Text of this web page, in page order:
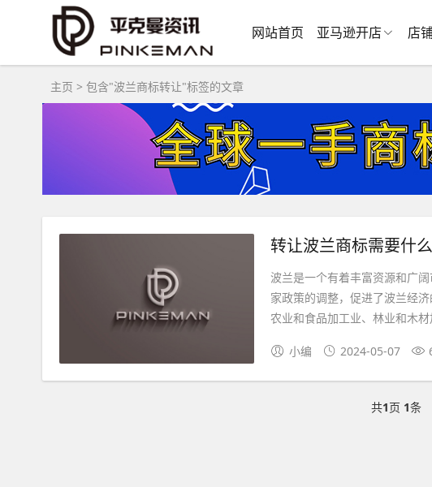
网站首页 亚马逊开店 店
主页 > 包含"波兰商标转让"标签的文章
转让波兰商标需要什么
波兰是一个有着丰富资源和广
家政策的调整，促进了波兰经
农业和食品加工业、林业和木
小编 2024-05-07
共1页 1条